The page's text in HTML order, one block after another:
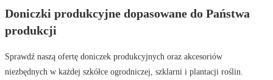
Doniczki produkcyjne dopasowane do Państwa
produkcji
Sprawdź naszą ofertę doniczek produkcyjnych oraz akcesoriów
niezbędnych w każdej szkółce ogrodniczej, szklarni i plantacji roślin.